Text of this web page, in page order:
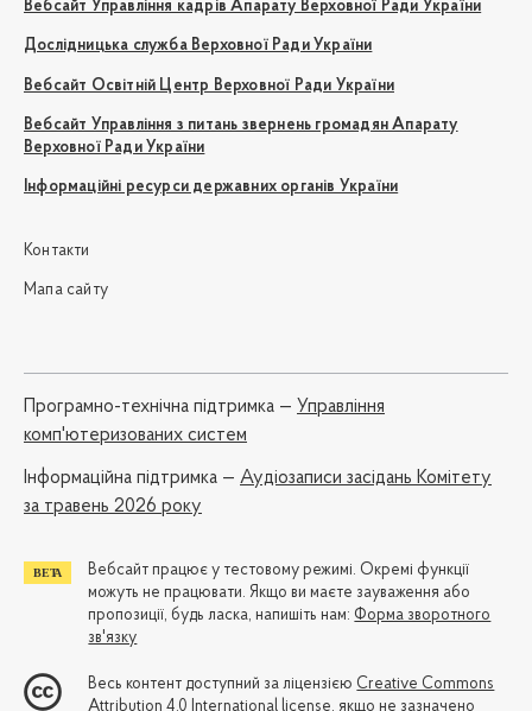
Вебсайт Управління кадрів Апарату Верховної Ради України
Дослідницька служба Верховної Ради України
Вебсайт Освітній Центр Верховної Ради України
Вебсайт Управління з питань звернень громадян Апарату
Верховної Ради України
Інформаційні ресурси державних органів України
Контакти
Мапа сайту
Програмно-технічна підтримка — Управління
комп'ютеризованих систем
Iнформаційна підтримка — Аудіозаписи засідань Комітету
за травень 2026 року
Вебсайт працює у тестовому режимі. Окремі функції
можуть не працювати. Якщо ви маєте зауваження або
пропозиції, будь ласка, напишіть нам: Форма зворотного
зв'язку
Весь контент доступний за ліцензією Creative Commons
Attribution 4.0 International license, якщо не зазначено